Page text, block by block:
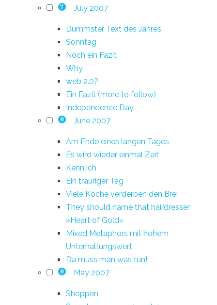
7 July 2007
Dümmster Text des Jahres
Sonntag
Noch ein Fazit
Why
web 2.0?
Ein Fazit (more to follow)
Independence Day
8 June 2007
Am Ende eines langen Tages
Es wird wieder einmal Zeit
Kenn ich
Ein trauriger Tag
Viele Köche verderben den Brei
They should name that hairdresser
»Heart of Gold«
Mixed Metaphors mit hohem
Unterhaltungswert
Da muss man was tun!
8 May 2007
Shoppen